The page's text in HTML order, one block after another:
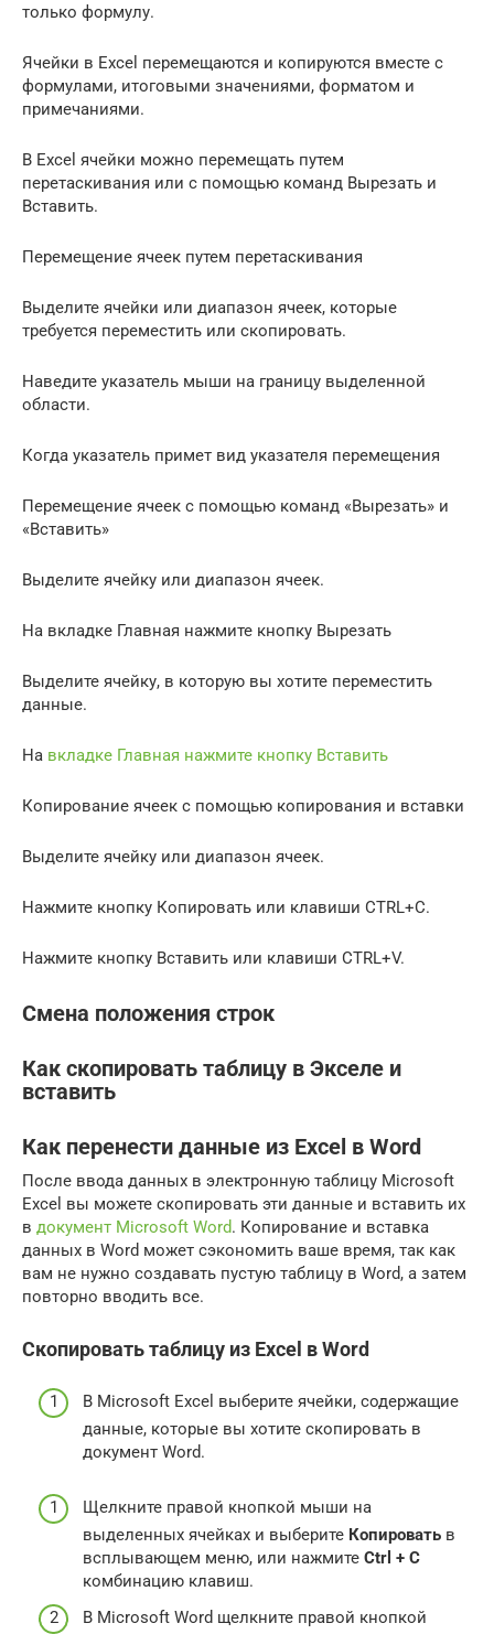
только формулу.
Ячейки в Excel перемещаются и копируются вместе с
формулами, итоговыми значениями, форматом и
примечаниями.
В Excel ячейки можно перемещать путем
перетаскивания или с помощью команд Вырезать и
Вставить.
Перемещение ячеек путем перетаскивания
Выделите ячейки или диапазон ячеек, которые
требуется переместить или скопировать.
Наведите указатель мыши на границу выделенной
области.
Когда указатель примет вид указателя перемещения
Перемещение ячеек с помощью команд «Вырезать» и
«Вставить»
Выделите ячейку или диапазон ячеек.
На вкладке Главная нажмите кнопку Вырезать
Выделите ячейку, в которую вы хотите переместить
данные.
На вкладке Главная нажмите кнопку Вставить
Копирование ячеек с помощью копирования и вставки
Выделите ячейку или диапазон ячеек.
Нажмите кнопку Копировать или клавиши CTRL+C.
Нажмите кнопку Вставить или клавиши CTRL+V.
Смена положения строк
Как скопировать таблицу в Экселе и
вставить
Как перенести данные из Excel в Word
После ввода данных в электронную таблицу Microsoft
Excel вы можете скопировать эти данные и вставить их
в документ Microsoft Word. Копирование и вставка
данных в Word может сэкономить ваше время, так как
вам не нужно создавать пустую таблицу в Word, а затем
повторно вводить все.
Скопировать таблицу из Excel в Word
В Microsoft Excel выберите ячейки, содержащие
данные, которые вы хотите скопировать в
документ Word.
Щелкните правой кнопкой мыши на
выделенных ячейках и выберите Копировать в
всплывающем меню, или нажмите Ctrl + C
комбинацию клавиш.
В Microsoft Word щелкните правой кнопкой